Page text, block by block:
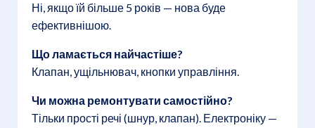
Ні, якщо їй більше 5 років — нова буде
ефективнішою.
Що ламається найчастіше?
Клапан, ущільнювач, кнопки управління.
Чи можна ремонтувати самостійно?
Тільки прості речі (шнур, клапан). Електроніку —